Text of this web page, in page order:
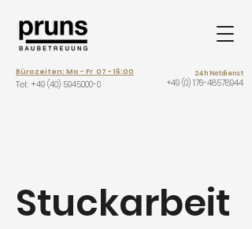
Bürozeiten: Mo - Fr 07 - 16:00
Tel: +49 (40) 5945000-0
24h Notdienst
+49 (0) 176-48578944
Stuckarbeit